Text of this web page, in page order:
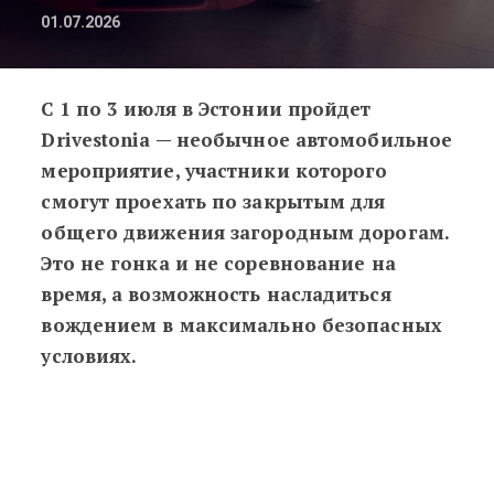
01.07.2026
В Эстонии на три дня перекроют
С 1 по 3 июля в Эстонии пройдет
Drivestonia — необычное автомобильное
мероприятие, участники которого
смогут проехать по закрытым для
общего движения загородным дорогам.
Это не гонка и не соревнование на
время, а возможность насладиться
вождением в максимально безопасных
условиях.